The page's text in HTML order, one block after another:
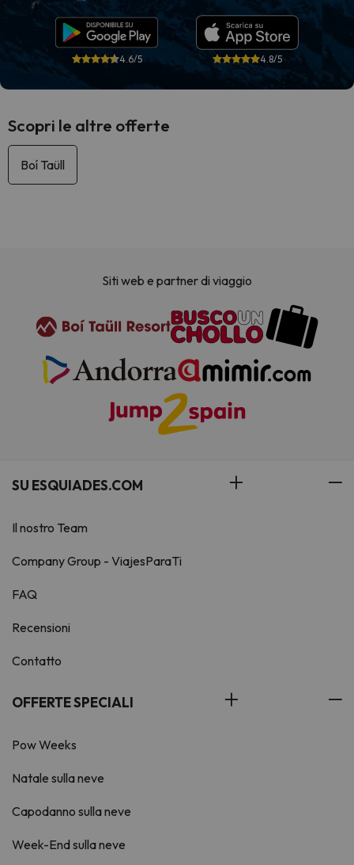
4.6/5 4.8/5
Scopri le altre offerte
Boí Taüll
Siti web e partner di viaggio
SU ESQUIADES.COM
Il nostro Team
Company Group - ViajesParaTi
FAQ
Recensioni
Contatto
OFFERTE SPECIALI
Pow Weeks
Natale sulla neve
Capodanno sulla neve
Week-End sulla neve